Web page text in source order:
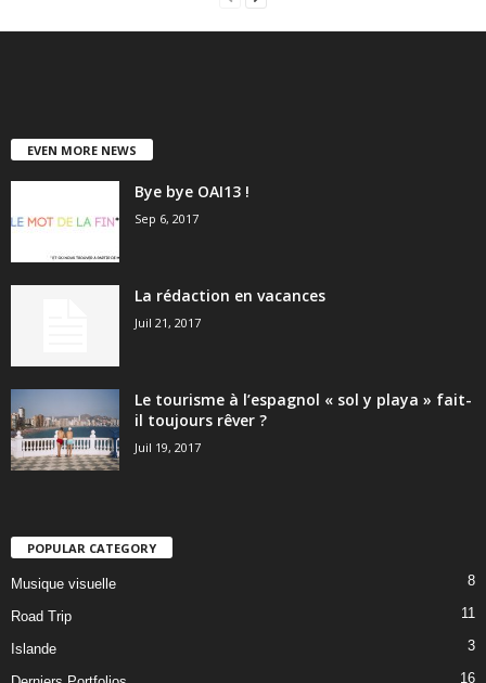
EVEN MORE NEWS
Bye bye OAI13 !
Sep 6, 2017
La rédaction en vacances
Juil 21, 2017
Le tourisme à l’espagnol « sol y playa » fait-
il toujours rêver ?
Juil 19, 2017
POPULAR CATEGORY
Musique visuelle 8
Road Trip 11
Islande 3
16